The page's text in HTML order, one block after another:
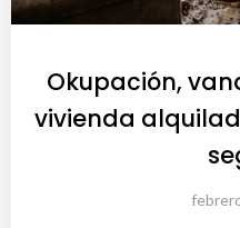
Okupación,
vivienda